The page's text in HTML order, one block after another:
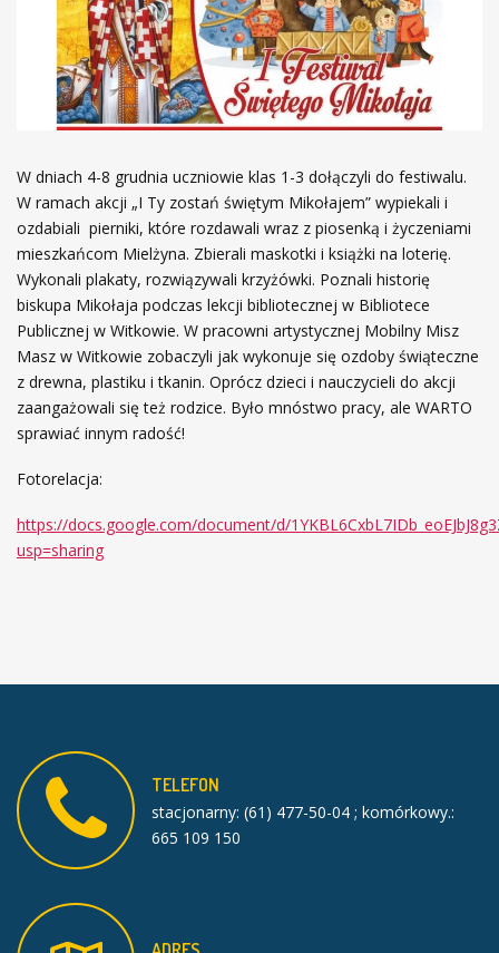
W dniach 4-8 grudnia uczniowie klas 1-3 dołączyli do festiwalu.
W ramach akcji „I Ty zostań świętym Mikołajem” wypiekali i
ozdabiali pierniki, które rozdawali wraz z piosenką i życzeniami
mieszkańcom Mielżyna. Zbierali maskotki i książki na loterię.
Wykonali plakaty, rozwiązywali krzyżówki. Poznali historię
biskupa Mikołaja podczas lekcji bibliotecznej w Bibliotece
Publicznej w Witkowie. W pracowni artystycznej Mobilny Misz
Masz w Witkowie zobaczyli jak wykonuje się ozdoby świąteczne
z drewna, plastiku i tkanin. Oprócz dzieci i nauczycieli do akcji
zaangażowali się też rodzice. Było mnóstwo pracy, ale WARTO
sprawiać innym radość!
Fotorelacja:
https://docs.google.com/document/d/
usp=sharing
TELEFON
stacjonarny: (61) 477-50-04 ; komórkowy.:
665 109 150